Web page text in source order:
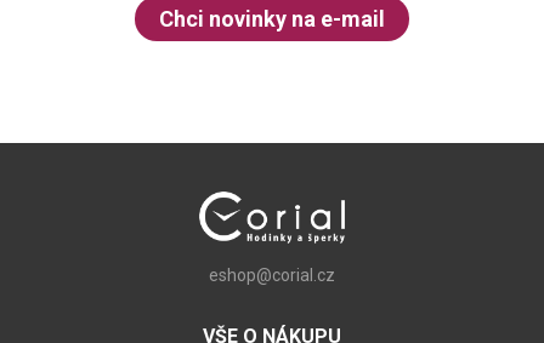
Chci novinky na e-mail
eshop@corial.cz
VŠE O NÁKUPU